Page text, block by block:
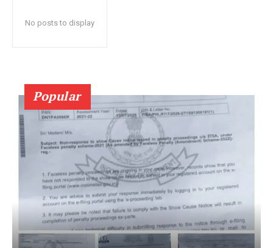
No posts to display
Popular